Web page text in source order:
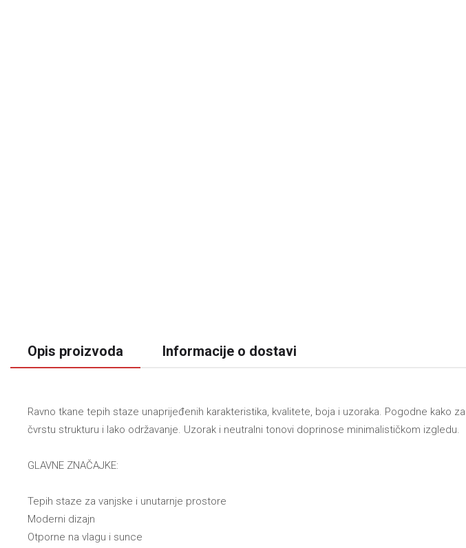
Opis proizvoda Informacije o dostavi
Ravno tkane tepih staze unaprijeđenih karakteristika, kvalitete, boja i uzoraka. Pogodne kako
čvrstu strukturu i lako održavanje. Uzorak i neutralni tonovi doprinose minimalističkom izgledu.
GLAVNE ZNAČAJKE:
Tepih staze za vanjske i unutarnje prostore
Moderni dizajn
Otporne na vlagu i sunce